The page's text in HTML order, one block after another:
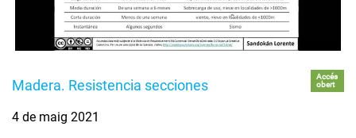
Madera. Resistencia secciones
Accés
obert
4 de maig 2021